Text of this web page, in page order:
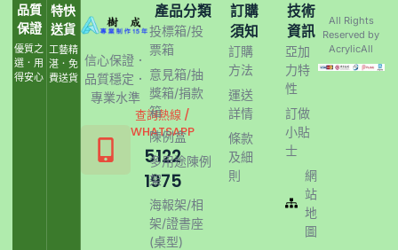
品質
保證
優質之
選．用
得安心
特快
送貨
工藝精
湛．免
費送貨
信心保證．
品質穩定．
專業水準
查詢熱線 /
WHATSAPP
5122
1975
產品分類
投標箱/投
票箱
意見箱/抽
獎箱/捐款
箱
陳例盒
多用途陳例
架
海報架/相
架/證書座
(桌型)
訂購
須知
訂購
方法
運送
詳情
條款
及細
則
技術
資訊
亞加
力特
性
訂做
小貼
士
網
站
地
圖
All Rights
Reserved by
AcrylicAll